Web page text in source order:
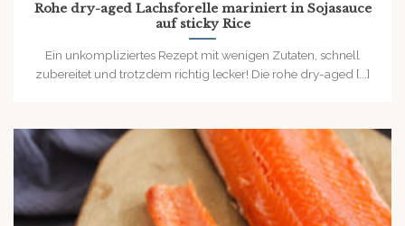
Rohe dry-aged Lachsforelle mariniert in Sojasauce
auf sticky Rice
Ein unkompliziertes Rezept mit wenigen Zutaten, schnell
zubereitet und trotzdem richtig lecker! Die rohe dry-aged [...]